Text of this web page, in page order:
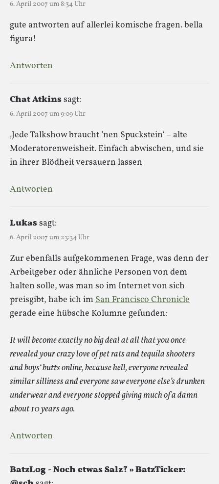
6. April 2007 um 8:34 Uhr
gute antworten auf allerlei komische fragen. bella
figura!
Antworten
Chat Atkinssagt:
6. April 2007 um 9:09 Uhr
‚Jede Talkshow braucht ’nen Spuckstein‘ – alte
Moderatorenweisheit. Einfach abwischen, und sie
in ihrer Blödheit versauern lassen
Antworten
Lukassagt:
6. April 2007 um 23:34 Uhr
Zur ebenfalls aufgekommenen Frage, was denn der
Arbeitgeber oder ähnliche Personen von dem
halten solle, was man so im Internet von sich
preisgibt, habe ich imSan Francisco Chronicle
gerade eine hübsche Kolumne gefunden:
It will become exactly no big deal at all that you once
revealed your crazy love of pet rats and tequila shooters
and boys‘ butts online, because hell, everyone revealed
similar silliness and everyone saw everyone else’s drunken
underwear and everyone stopped giving much of a damn
about 10 years ago.
Antworten
BatzLog - Noch etwas Salz? » BatzTicker: